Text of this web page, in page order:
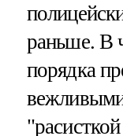
раньше. В
порядка
вежливыми